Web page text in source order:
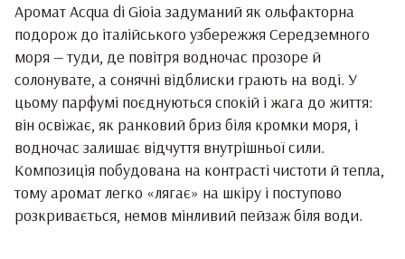
Аромат Acqua di Gioia задуманий як ольфакторна
подорож до італійського узбережжя Середземного
моря — туди, де повітря водночас прозоре й
солонувате, а сонячні відблиски грають на воді. У
цьому парфумі поєднуються спокій і жага до життя:
він освіжає, як ранковий бриз біля кромки моря, і
водночас залишає відчуття внутрішньої сили.
Композиція побудована на контрасті чистоти й тепла,
тому аромат легко «лягає» на шкіру і поступово
розкривається, немов мінливий пейзаж біля води.